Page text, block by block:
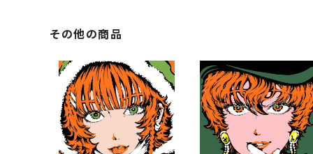
その他の商品